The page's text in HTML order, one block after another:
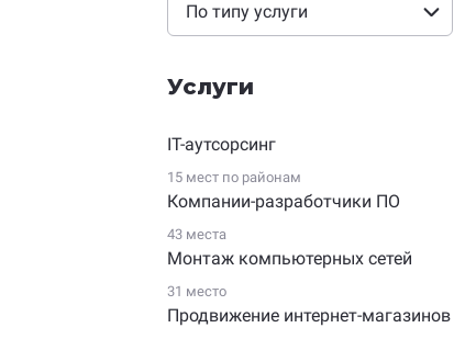
По типу услуги
Услуги
IT-аутсорсинг
15 мест по районам
Компании-разработчики ПО
43 места
Монтаж компьютерных сетей
31 место
Продвижение интернет-магазинов